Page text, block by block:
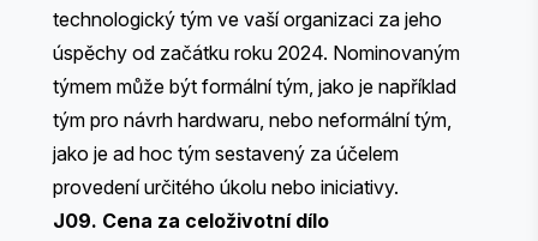
technologický tým ve vaší organizaci za jeho
úspěchy od začátku roku 2024. Nominovaným
týmem může být formální tým, jako je například
tým pro návrh hardwaru, nebo neformální tým,
jako je ad hoc tým sestavený za účelem
provedení určitého úkolu nebo iniciativy.
J09. Cena za celoživotní dílo